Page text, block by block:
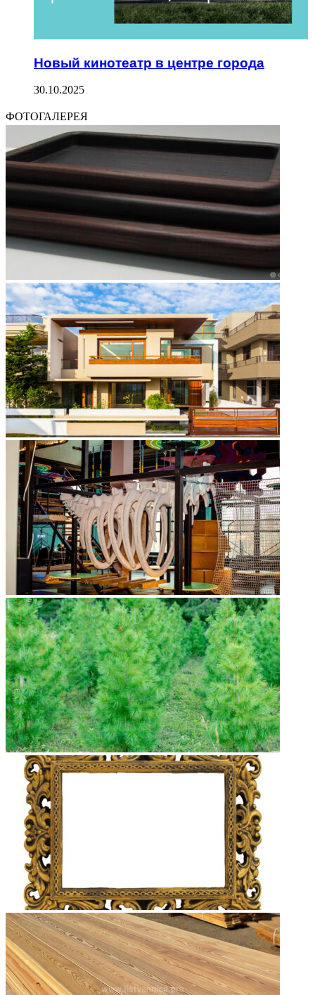
Новый кинотеатр в центре города
30.10.2025
ФОТОГАЛЕРЕЯ